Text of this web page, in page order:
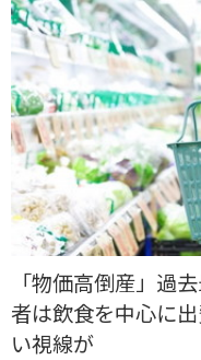
「物価高倒産」過
者は飲食を中心に
い視線が